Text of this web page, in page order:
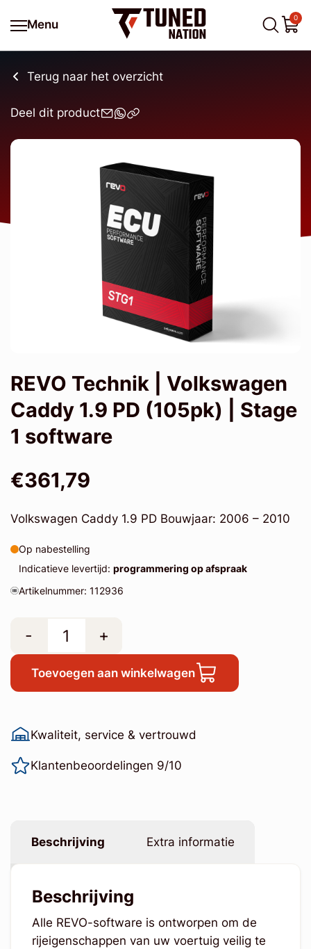
Menu
0
Terug naar het overzicht
Deel dit product
REVO Technik | Volkswagen
Caddy 1.9 PD (105pk) | Stage
1 software
€361,79
Volkswagen Caddy 1.9 PD Bouwjaar: 2006 – 2010
Op nabestelling
Indicatieve levertijd: programmering op afspraak
Artikelnummer: 112936
- +
Toevoegen aan winkelwagen
Kwaliteit, service & vertrouwd
Klantenbeoordelingen 9/10
Beschrijving Extra informatie
Beschrijving
Alle REVO-software is ontworpen om de
rijeigenschappen van uw voertuig veilig te